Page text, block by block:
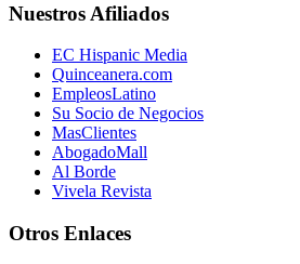
Nuestros Afiliados
EC Hispanic Media
Quinceanera.com
EmpleosLatino
Su Socio de Negocios
MasClientes
AbogadoMall
Al Borde
Vivela Revista
Otros Enlaces